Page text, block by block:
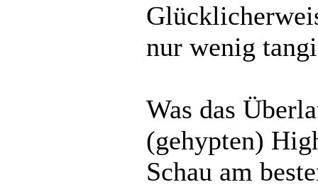
nur wenig
Was das
(gehypten)
Schau am